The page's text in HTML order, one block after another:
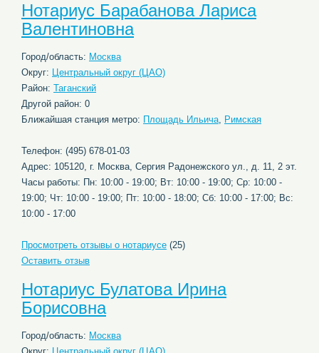
Нотариус Барабанова Лариса
Валентиновна
Город/область: Москва
Округ: Центральный округ (ЦАО)
Район: Таганский
Другой район: 0
Ближайшая станция метро: Площадь Ильича, Римская
Телефон: (495) 678-01-03
Адрес: 105120, г. Москва, Сергия Радонежского ул., д. 11, 2 эт.
Часы работы: Пн: 10:00 - 19:00; Вт: 10:00 - 19:00; Ср: 10:00 -
19:00; Чт: 10:00 - 19:00; Пт: 10:00 - 18:00; Сб: 10:00 - 17:00; Вс:
10:00 - 17:00
Просмотреть отзывы о нотариусе (25)
Оставить отзыв
Нотариус Булатова Ирина
Борисовна
Город/область: Москва